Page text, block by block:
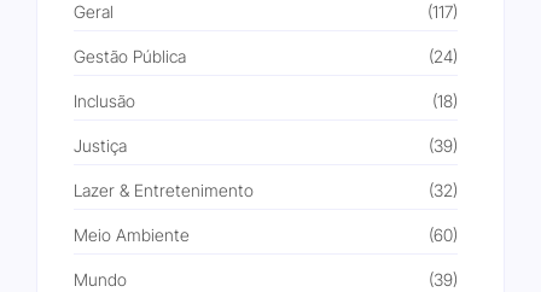
Geral (117)
Gestão Pública (24)
Inclusão (18)
Justiça (39)
Lazer & Entretenimento (32)
Meio Ambiente (60)
Mundo (39)